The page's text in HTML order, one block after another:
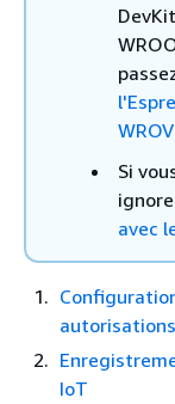
Si
avec
autorisations
IoT